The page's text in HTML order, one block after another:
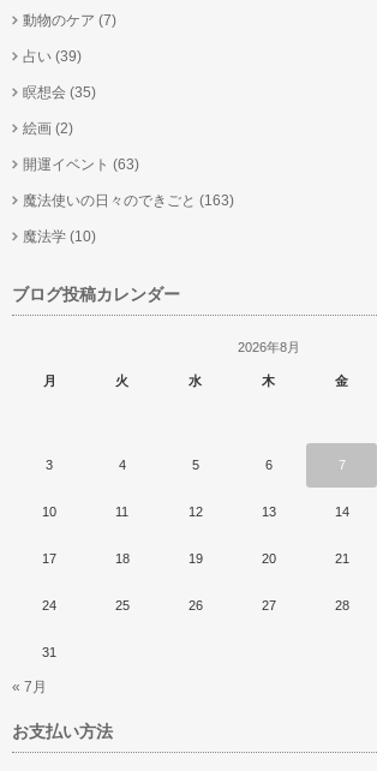
動物のケア (7)
占い (39)
瞑想会 (35)
絵画 (2)
開運イベント (63)
魔法使いの日々のできごと (163)
魔法学 (10)
ブログ投稿カレンダー
2026年8月
月 火 水 木 金
3 4 5 6 7
10 11 12 13 14
17 18 19 20 21
24 25 26 27 28
31
« 7月
お支払い方法